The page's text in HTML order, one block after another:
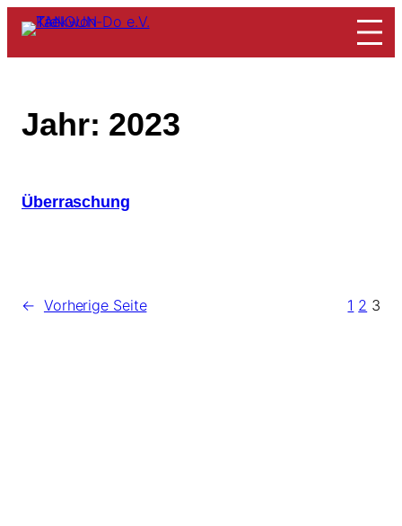
Inhalt
springen
Jahr: 2023
Überraschung
← Vorherige Seite 1 2 3